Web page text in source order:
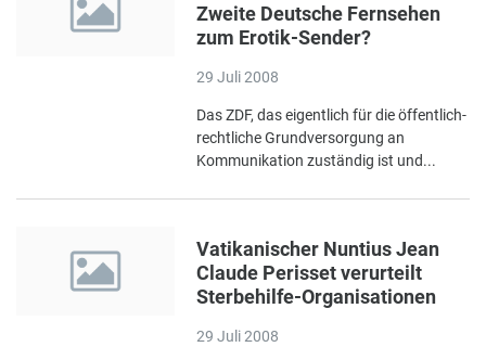
Zweite Deutsche Fernsehen
zum Erotik-Sender?
29 Juli 2008
Das ZDF, das eigentlich für die öffentlich-
rechtliche Grundversorgung an
Kommunikation zuständig ist und...
Vatikanischer Nuntius Jean
Claude Perisset verurteilt
Sterbehilfe-Organisationen
29 Juli 2008